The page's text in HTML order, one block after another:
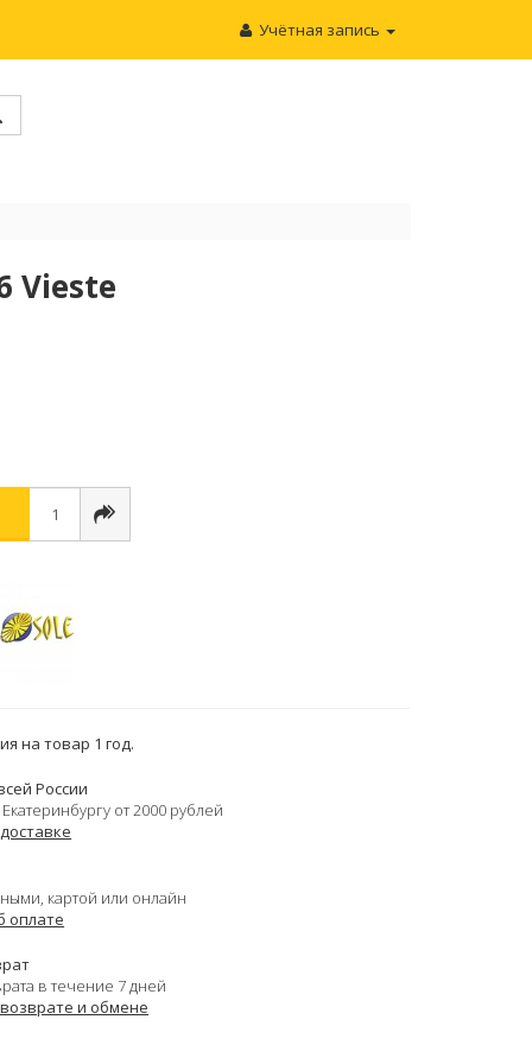
Учётная запись
Vieste
на товар 1 год.
России
от 2000 рублей
картой или онлайн
оплате
в течение 7 дней
и обмене